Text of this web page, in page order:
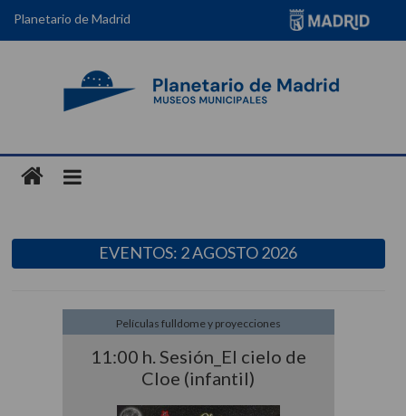
Planetario de Madrid
EVENTOS: 2 AGOSTO 2026
11:00 h. Sesión_El cielo de
Cloe (infantil)
Películas fulldome y proyecciones